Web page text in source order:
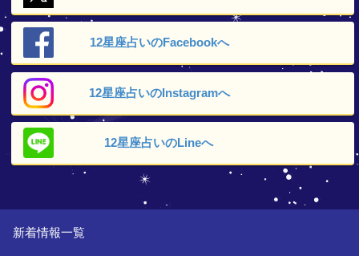
12星座占いのFacebookへ
12星座占いのInstagramへ
12星座占いのLineへ
新着情報一覧